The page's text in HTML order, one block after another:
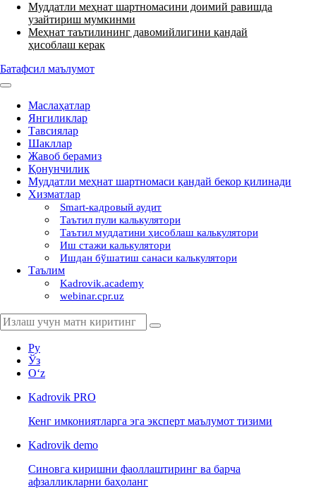
Муддатли меҳнат шартномасини доимий равишда
узайтириш мумкинми
Меҳнат таътилининг давомийлигини қандай
ҳисоблаш керак
Батафсил маълумот
Маслаҳатлар
Янгиликлар
Тавсиялар
Шакллар
Жавоб берамиз
Қонунчилик
Муддатли меҳнат шартномаси қандай бекор қилинади
Хизматлар
Smart-кадровый аудит
Таътил пули калькулятори
Таътил муддатини ҳисоблаш калькулятори
Иш стажи калькулятори
Ишдан бўшатиш санаси калькулятори
Таълим
Kadrovik.academy
webinar.cpr.uz
Ру
Ўз
Oʻz
Kadrovik PRO
Кенг имкониятларга эга эксперт маълумот тизими
Kadrovik demo
Синовга киришни фаоллаштиринг ва барча
афзалликларни баҳоланг